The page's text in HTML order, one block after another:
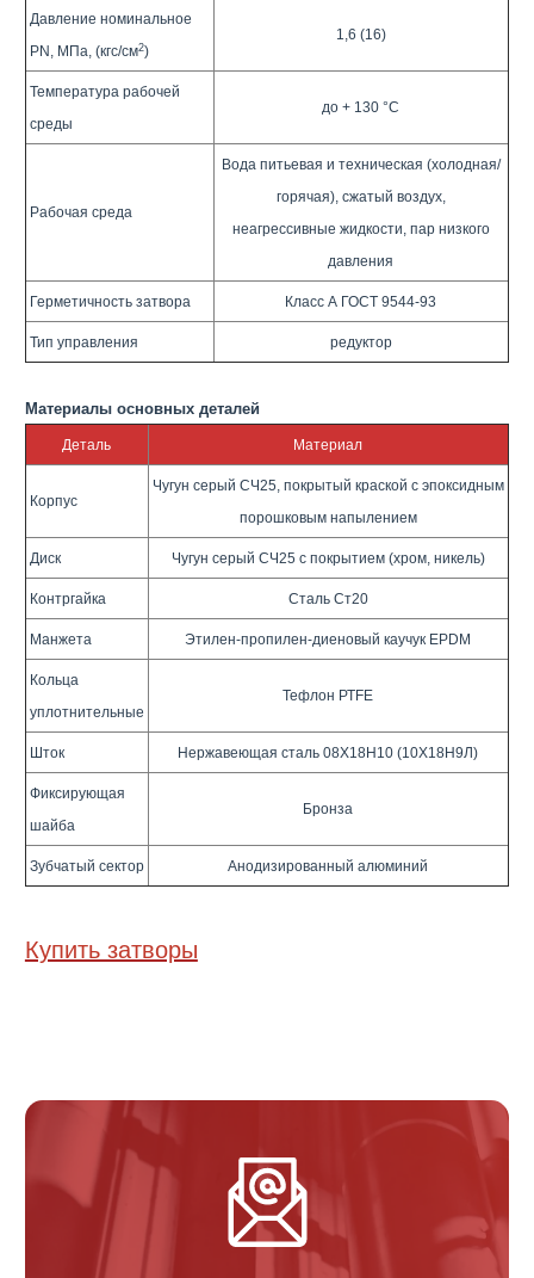
Давление номинальное
PN, МПа, (кгс/см2)
1,6 (16)
Температура рабочей
среды
до + 130 °C
Рабочая среда
Вода питьевая и техническая (холодная/
горячая), сжатый воздух,
неагрессивные жидкости, пар низкого
давления
Герметичность затвора Класс А ГОСТ 9544-93
Тип управления редуктор
Материалы основных деталей
Деталь Материал
Корпус
Чугун серый СЧ25, покрытый краской с эпоксидным
порошковым напылением
Диск Чугун серый СЧ25 с покрытием (хром, никель)
Контргайка Сталь Ст20
Манжета Этилен-пропилен-диеновый каучук ЕРDМ
Кольца
уплотнительные
Тефлон РТFЕ
Шток Нержавеющая сталь 08Х18Н10 (10Х18Н9Л)
Фиксирующая
шайба
Бронза
Зубчатый сектор Анодизированный алюминий
Купить затворы